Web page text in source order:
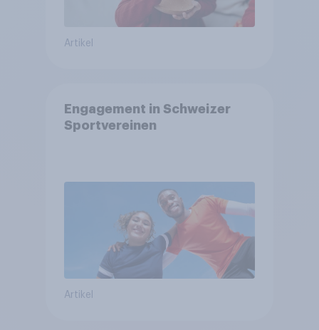
Artikel
Engagement in Schweizer
Sportvereinen
Artikel